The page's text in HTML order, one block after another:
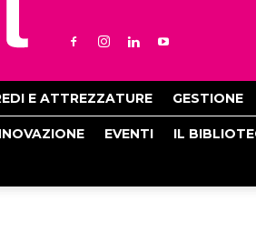
E ATTREZZATURE GESTIONE
EVENTI IL